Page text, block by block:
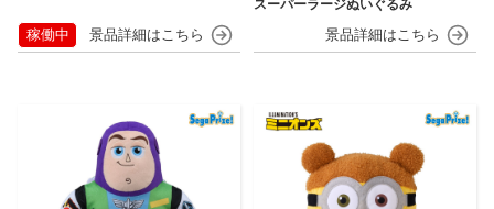
稼働中
スーパーラージぬいぐるみ